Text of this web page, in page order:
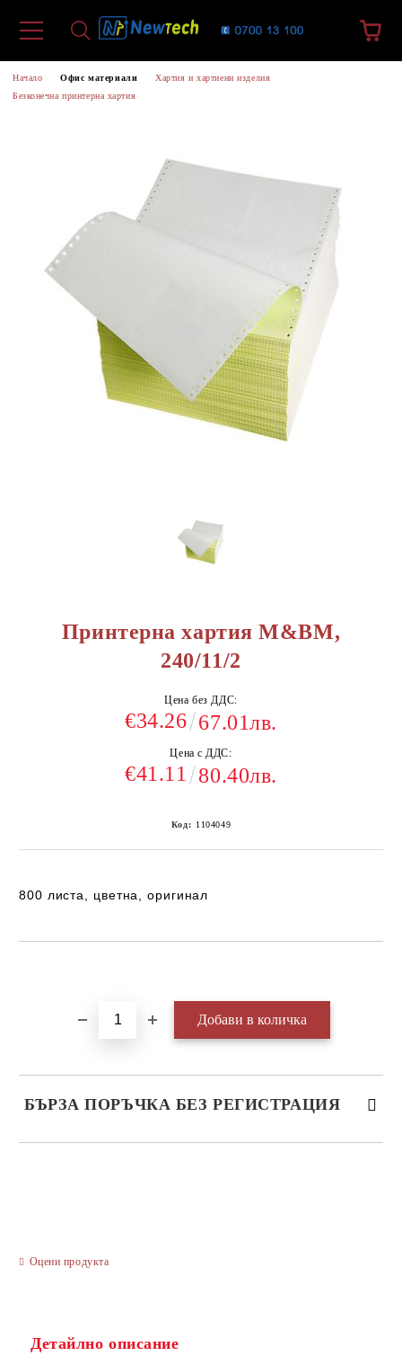
Начало Офис материали
Хартия и хартиени изделия
Безконечна принтерна хартия
Принтерна хартия М&BM,
240/11/2
Цена без ДДС:
€34.26 67.01лв.
Цена с ДДС:
€41.11 80.40лв.
Код: 1104049
800 листа, цветна, оригинал
БЪРЗА ПОРЪЧКА БЕЗ РЕГИСТРАЦИЯ
Оцени продукта
Детайлно описание